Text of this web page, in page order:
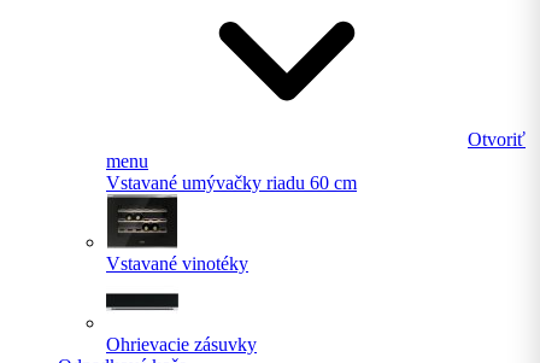
Otvoriť
menu
Vstavané umývačky riadu 60 cm
Vstavané vinotéky
Ohrievacie zásuvky